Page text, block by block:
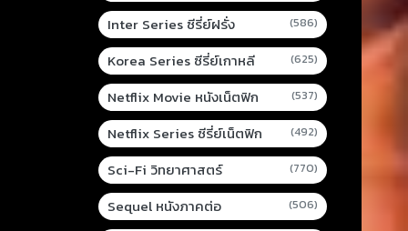
Inter Series ซีรี่ย์ฝรั่ง (586)
Korea Series ซีรี่ย์เกาหลี (625)
Netflix Movie หนังเน็ตฟิก (537)
Netflix Series ซีรี่ย์เน็ตฟิก (492)
Sci-Fi วิทยาศาสตร์ (770)
Sequel หนังภาคต่อ (506)